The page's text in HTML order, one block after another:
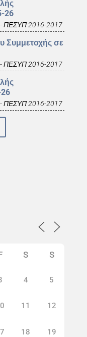
26
- ΠΕΣΥΠ 2016-2017
Συμμετοχής σε
- ΠΕΣΥΠ 2016-2017
- ΠΕΣΥΠ 2016-2017
S S
4 5
11 12
18 19